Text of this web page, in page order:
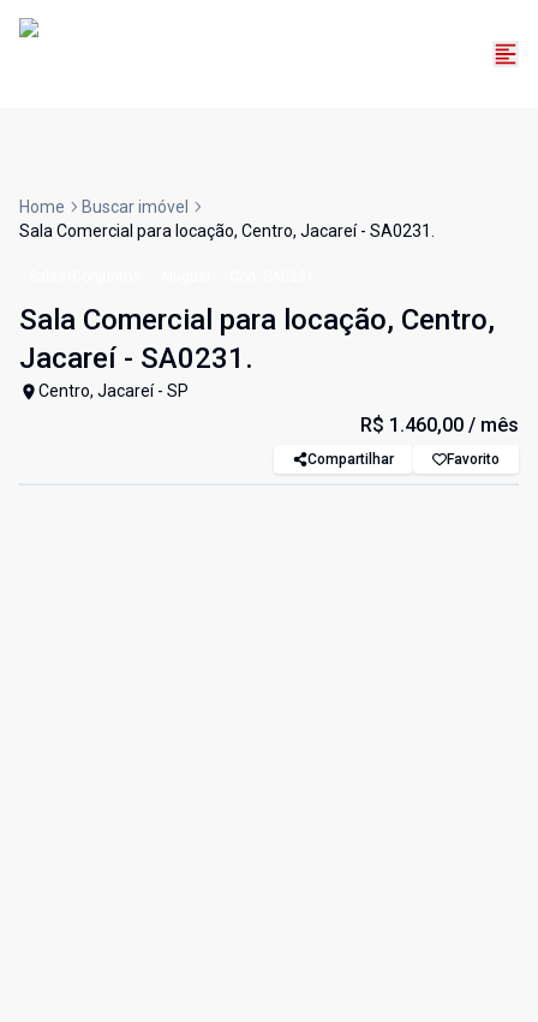
Home
Buscar imóvel
Sala Comercial para locação, Centro, Jacareí - SA0231.
Sala Comercial para locação, Centro,
Jacareí - SA0231.
Centro, Jacareí - SP
R$ 1.460,00 / mês
Compartilhar Favorito